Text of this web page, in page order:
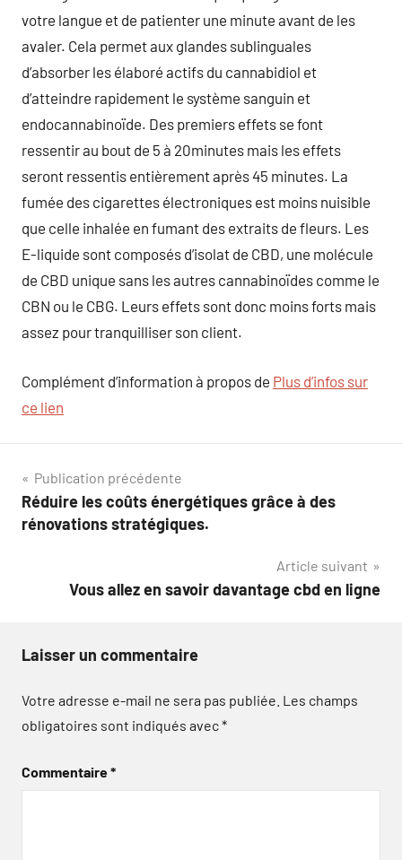
votre langue et de patienter une minute avant de les
avaler. Cela permet aux glandes sublinguales
d’absorber les élaboré actifs du cannabidiol et
d’atteindre rapidement le système sanguin et
endocannabinoïde. Des premiers effets se font
ressentir au bout de 5 à 20minutes mais les effets
seront ressentis entièrement après 45 minutes. La
fumée des cigarettes électroniques est moins nuisible
que celle inhalée en fumant des extraits de fleurs. Les
E-liquide sont composés d’isolat de CBD, une molécule
de CBD unique sans les autres cannabinoïdes comme le
CBN ou le CBG. Leurs effets sont donc moins forts mais
assez pour tranquilliser son client.
Complément d’information à propos de Plus d’infos sur
ce lien
Navigation
de
Publication précédente
Réduire les coûts énergétiques grâce à des
rénovations stratégiques.
Article suivant
Vous allez en savoir davantage cbd en ligne
Laisser un commentaire
Votre adresse e-mail ne sera pas publiée. Les champs
obligatoires sont indiqués avec*
Commentaire*